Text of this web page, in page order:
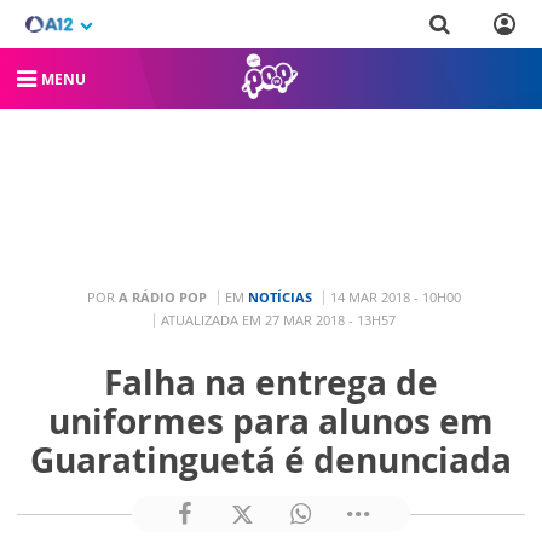
MENU
POR A RÁDIO POP EM NOTÍCIAS
14 MAR 2018 - 10H00
ATUALIZADA EM 27 MAR 2018 - 13H57
Falha na entrega de
uniformes para alunos em
Guaratinguetá é denunciada